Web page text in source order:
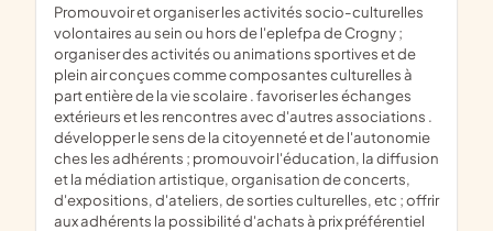
promouvoir et organiser les activités socio-culturelles
volontaires au sein ou hors de l'eplefpa de Crogny ;
organiser des activités ou animations sportives et de
plein air conçues comme composantes culturelles à
part entière de la vie scolaire . favoriser les échanges
extérieurs et les rencontres avec d'autres associations .
développer le sens de la citoyenneté et de l'autonomie
ches les adhérents ; promouvoir l'éducation, la diffusion
et la médiation artistique, organisation de concerts,
d'expositions, d'ateliers, de sorties culturelles, etc ; offrir
aux adhérents la possibilité d'achats à prix préférentiel